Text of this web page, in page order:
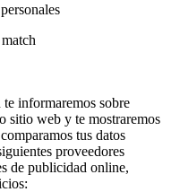
informaremos sobre
sitio web y te mostraremos
tus datos
proveedores
de publicidad online,